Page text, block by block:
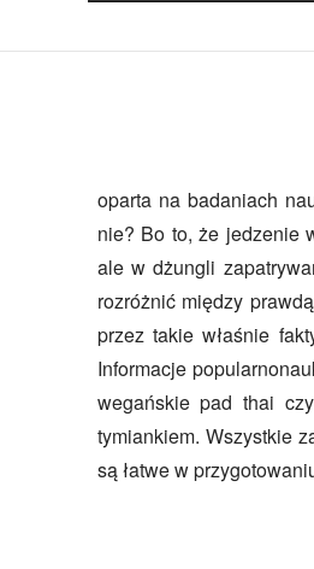
oparta na badaniach
nie? Bo to, że jedzenie
ale w dżungli
rozróżnić między
przez takie właśnie
Informacje
wegańskie pad thai
tymiankiem. Wszystkie
są łatwe w